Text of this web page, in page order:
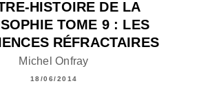
HISTOIRE DE LA
TOME 9 : LES
RÉFRACTAIRES
Michel Onfray
18/06/2014